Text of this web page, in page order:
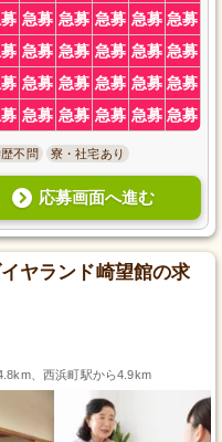
急募 急募 急募 急募 急募
急募 急募 急募 急募 急募
急募 急募 急募 急募 急募
急募 急募 急募 急募 急募
不問 寮・社宅あり
応募画面へ進む
ヤランド崎望館の求
、西浜町駅から4.9km